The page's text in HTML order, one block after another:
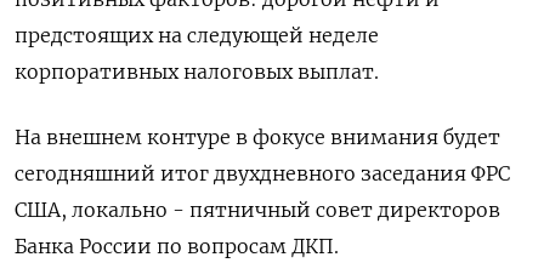
предстоящих на следующей неделе
корпоративных налоговых выплат.
На внешнем контуре в фокусе внимания будет
сегодняшний итог двухдневного заседания ФРС
США, локально - пятничный совет директоров
Банка России по вопросам ДКП.